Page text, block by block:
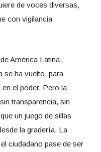
de voces diversas,
con vigilancia
América Latina,
se ha vuelto, para
el poder. Pero la
transparencia, sin
un juego de sillas
la gradería. La
ciudadano pase de ser